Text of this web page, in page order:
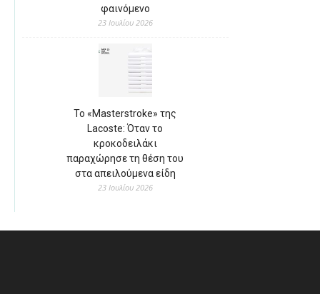
φαινόμενο
23 Ιουλίου 2026
Το «Masterstroke» της
Lacoste: Όταν το
κροκοδειλάκι
παραχώρησε τη θέση του
στα απειλούμενα είδη
23 Ιουλίου 2026